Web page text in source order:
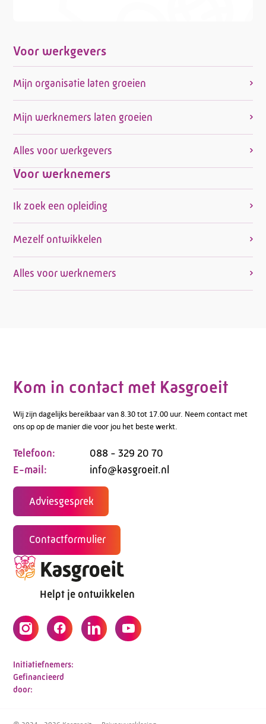
Voor werkgevers
Mijn organisatie laten groeien
Mijn werknemers laten groeien
Alles voor werkgevers
Voor werknemers
Ik zoek een opleiding
Mezelf ontwikkelen
Alles voor werknemers
Kom in contact met Kasgroeit
Wij zijn dagelijks bereikbaar van 8.30 tot 17.00 uur. Neem contact met
ons op op de manier die voor jou het beste werkt.
Telefoon:
088 - 329 20 70
E-mail:
info@kasgroeit.nl
Adviesgesprek
Contactformulier
Helpt je ontwikkelen
Initiatiefnemers:
Gefinancieerd
door: